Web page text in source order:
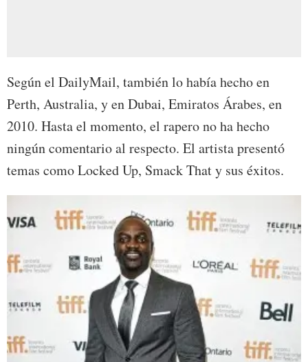
Según el DailyMail, también lo había hecho en
Perth, Australia, y en Dubai, Emiratos Árabes, en
2010. Hasta el momento, el rapero no ha hecho
ningún comentario al respecto. El artista presentó
temas como Locked Up, Smack That y sus éxitos.